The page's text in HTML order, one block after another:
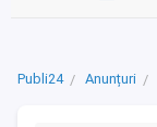
Publi24 Anunțuri